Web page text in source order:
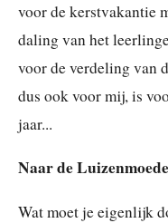
voor de kerstvakantie
daling van het
voor de verdeling van
dus ook voor mij, is
jaar...
Naar de
Wat moet je eigenlijk